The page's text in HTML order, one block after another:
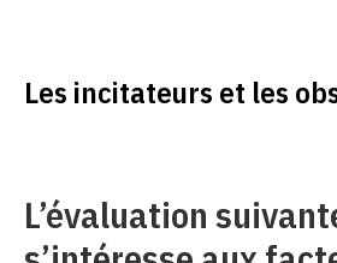
Les incitateurs et les
L’évaluation